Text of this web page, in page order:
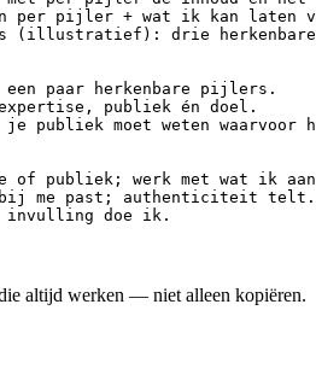
per pijler + wat ik kan laten
(illustratief): drie
een paar herkenbare pijlers.
publiek én doel.
je publiek moet weten
of publiek; werk met wat ik
bij me past; authenticiteit telt.
invulling doe ik.
altijd werken — niet alleen kopiëren.